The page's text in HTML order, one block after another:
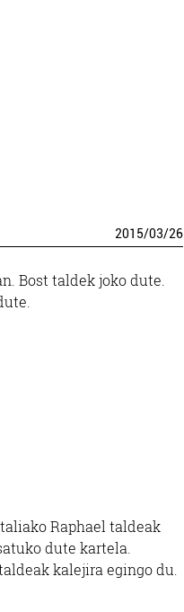
2015/03/26
Bost taldek joko dute.
Raphael taldeak
dute kartela.
kalejira egingo du.